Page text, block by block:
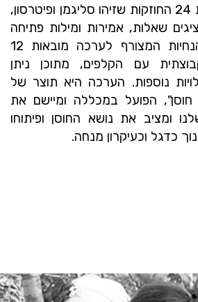
תמונות המייצגות את 24 החוזקות שזיהו סליגמן ופיטרסון,
שאלות, אמירות ומילות פתיחה
בדף ההנחיות המצורף לערכה מובאות 12
עם הקלפים, מתוכן ניתן
נוספות. הערכה היא תוצר של
הפועל במכללה ומיישם את
ומציב את נושא החוסן ופיתוחו
כדגל וכעיקרון מנחה.